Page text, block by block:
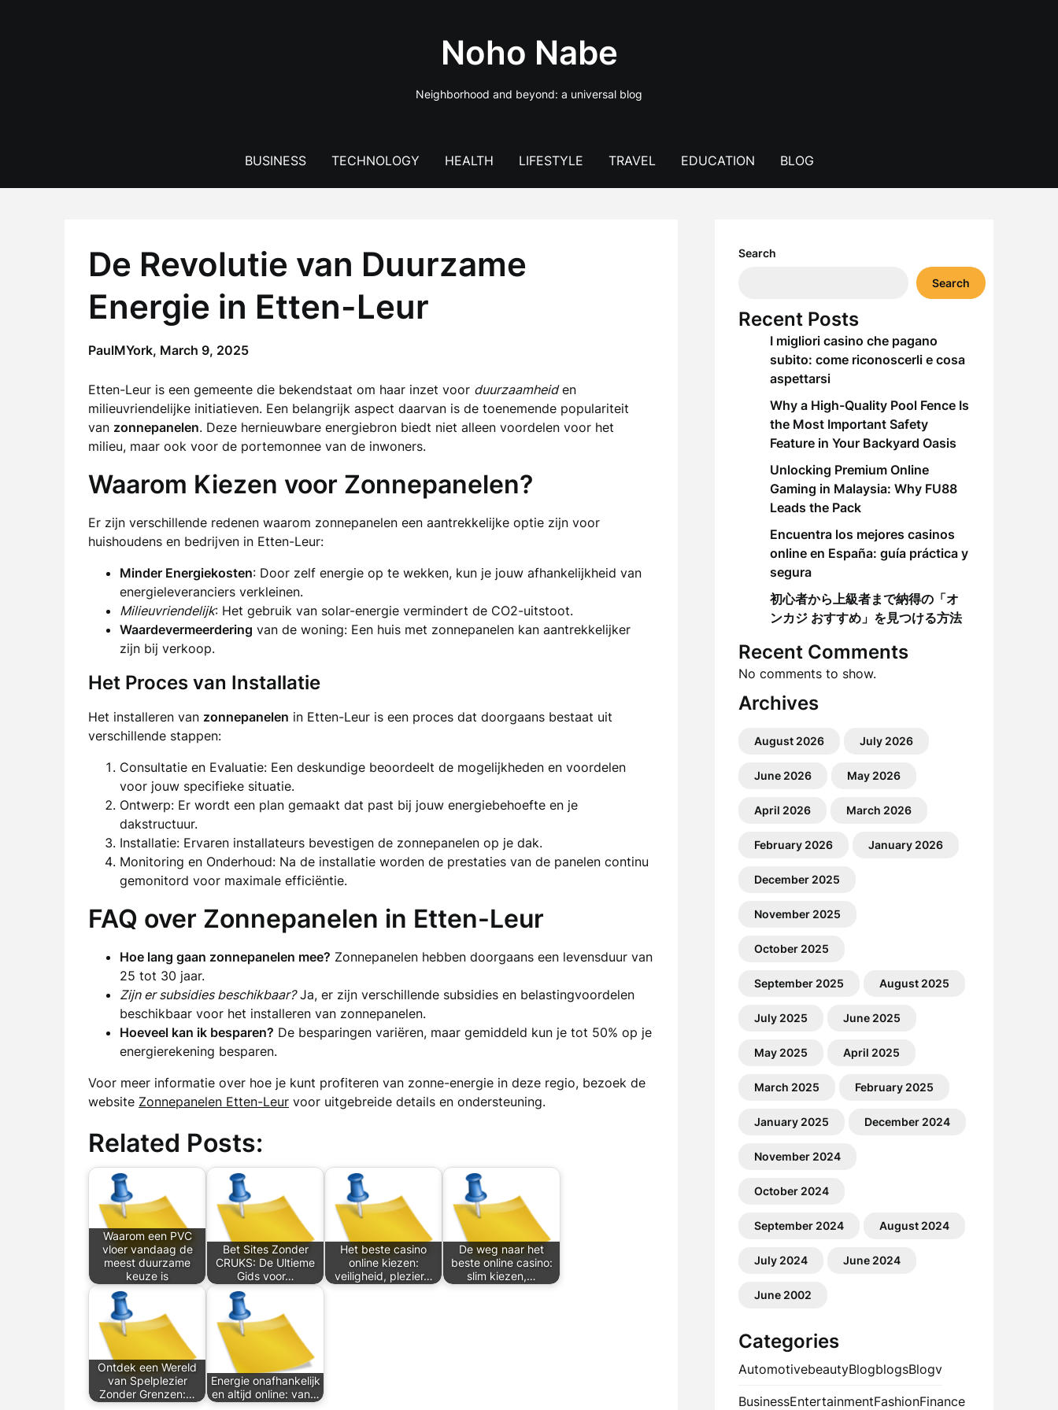
Noho Nabe
Neighborhood and beyond: a universal blog
BUSINESS TECHNOLOGY HEALTH LIFESTYLE TRAVEL EDUCATION BLOG
De Revolutie van Duurzame
Energie in Etten-Leur
PaulMYork, March 9, 2025
Etten-Leur is een gemeente die bekendstaat om haar inzet voor duurzaamheiden
milieuvriendelijke initiatieven. Een belangrijk aspect daarvan is de toenemende populariteit
van zonnepanelen. Deze hernieuwbare energiebron biedt niet alleen voordelen voor het
milieu, maar ook voor de portemonnee van de inwoners.
Waarom Kiezen voor Zonnepanelen?
Er zijn verschillende redenen waarom zonnepanelen een aantrekkelijke optie zijn voor
huishoudens en bedrijven in Etten-Leur:
Minder Energiekosten: Door zelf energie op te wekken, kun je jouw afhankelijkheid van
energieleveranciers verkleinen.
Milieuvriendelijk: Het gebruik van solar-energie vermindert de CO2-uitstoot.
Waardevermeerdering van de woning: Een huis met zonnepanelen kan aantrekkelijker
zijn bij verkoop.
Het Proces van Installatie
Het installeren van zonnepanelen in Etten-Leur is een proces dat doorgaans bestaat uit
verschillende stappen:
Consultatie en Evaluatie: Een deskundige beoordeelt de mogelijkheden en voordelen
voor jouw specifieke situatie.
Ontwerp: Er wordt een plan gemaakt dat past bij jouw energiebehoefte en je
dakstructuur.
Installatie: Ervaren installateurs bevestigen de zonnepanelen op je dak.
Monitoring en Onderhoud: Na de installatie worden de prestaties van de panelen continu
gemonitord voor maximale efficiëntie.
FAQ over Zonnepanelen in Etten-Leur
Hoe lang gaan zonnepanelen mee? Zonnepanelen hebben doorgaans een levensduur van
25 tot 30 jaar.
Zijn er subsidies beschikbaar?Ja, er zijn verschillende subsidies en belastingvoordelen
beschikbaar voor het installeren van zonnepanelen.
Hoeveel kan ik besparen? De besparingen variëren, maar gemiddeld kun je tot 50% op je
energierekening besparen.
Voor meer informatie over hoe je kunt profiteren van zonne-energie in deze regio, bezoek de
website Zonnepanelen Etten-Leur voor uitgebreide details en ondersteuning.
Related Posts:
Waarom een PVC
vloer vandaag de
meest duurzame
keuze is
Bet Sites Zonder
CRUKS: De Ultieme
Gids voor…
Het beste casino
online kiezen:
veiligheid, plezier…
De weg naar het
beste online casino:
slim kiezen,…
Ontdek een Wereld
van Spelplezier
Zonder Grenzen:…
Energie onafhankelijk
en altijd online: van…
Search
Search
Recent Posts
I migliori casino che pagano
subito: come riconoscerli e cosa
aspettarsi
Why a High-Quality Pool Fence Is
the Most Important Safety
Feature in Your Backyard Oasis
Unlocking Premium Online
Gaming in Malaysia: Why FU88
Leads the Pack
Encuentra los mejores casinos
online en España: guía práctica y
segura
初心者から上級者まで納得の「オ
ンカジ おすすめ」を見つける方法
Recent Comments
No comments to show.
Archives
August 2026 July 2026
June 2026 May 2026
April 2026 March 2026
February 2026 January 2026
December 2025
November 2025
October 2025
September 2025 August 2025
July 2025 June 2025
May 2025 April 2025
March 2025 February 2025
January 2025 December 2024
November 2024
October 2024
September 2024 August 2024
July 2024 June 2024
June 2002
Categories
AutomotivebeautyBlogblogsBlogv
BusinessEntertainmentFashionFinance